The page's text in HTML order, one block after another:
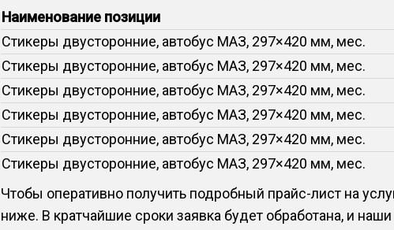
Наименование позиции
Стикеры двусторонние, автобус МАЗ, 297×420 мм, мес.
Стикеры двусторонние, автобус МАЗ, 297×420 мм, мес.
Стикеры двусторонние, автобус МАЗ, 297×420 мм, мес.
Стикеры двусторонние, автобус МАЗ, 297×420 мм, мес.
Стикеры двусторонние, автобус МАЗ, 297×420 мм, мес.
Стикеры двусторонние, автобус МАЗ, 297×420 мм, мес.
Чтобы оперативно получить подробный прайс-лист на
ниже. В кратчайшие сроки заявка будет обработана, и